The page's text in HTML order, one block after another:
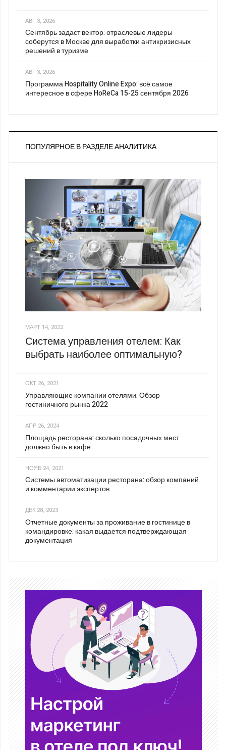
АВГ 3, 2026
Сентябрь задаст вектор: отраслевые лидеры
соберутся в Москве для выработки антикризисных
решений в туризме
АВГ 3, 2026
Программа Hospitality Online Expo: всё самое
интересное в сфере HoReCa 15-25 сентября 2026
ПОПУЛЯРНОЕ В РАЗДЕЛЕ АНАЛИТИКА
МАРТ 14, 2022
Система управления отелем: Как
выбрать наиболее оптимальную?
ОКТ 26, 2021
Управляющие компании отелями: Обзор
гостиничного рынка 2022
АПР 26, 2024
Площадь ресторана: сколько посадочных мест
должно быть в кафе
НОЯБ 24, 2021
Системы автоматизации ресторана: обзор компаний
и комментарии экспертов
ДЕК 28, 2023
Отчетные документы за проживание в гостинице в
командировке: какая выдается подтверждающая
документация